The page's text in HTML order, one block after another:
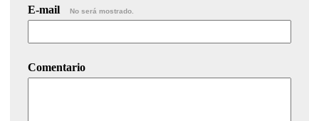
E-mail No será mostrado.
Comentario